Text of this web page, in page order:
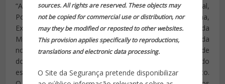
sources. All rights are reserved. These objects may
not be copied for commercial use or distribution, nor
may they be modified or reposted to other websites.
This provision applies specifically to reproductions,
translations and electronic data processing.
O Site da Segurança pretende disponibilizar
“A reunião vai ser com todos: Polícia Rodoviária Federal,
Polícia Federal, Força Nacional de Segurança, Marinha,
Exército, Aeronáutica, Polícia Civil, Polícia Militar e Guarda
Municipal. Vamos discutir as questões de segurança da
nossa cidade. É bem verdade que não é responsabilidade
do prefeito, a execução da segurança é uma questão do
estado, mas quero conversar com eles sobre um projeto.